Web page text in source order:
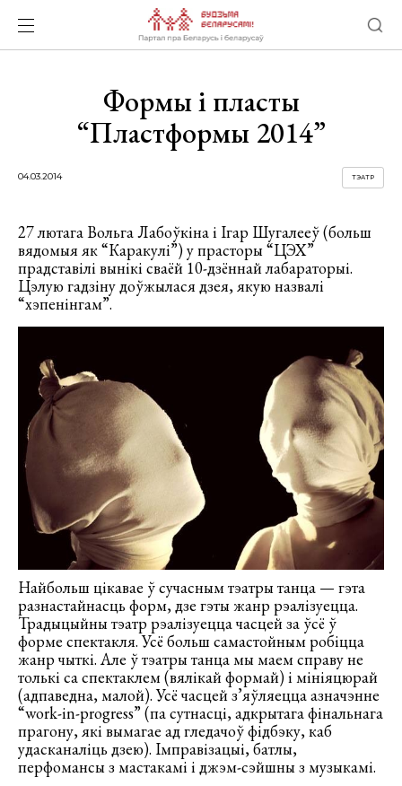
Формы і пласты
“Пластформы 2014”
04.03.2014 ТЭАТР
27 лютага Вольга Лабоўкіна і Ігар Шугалееў (больш
вядомыя як “Каракулі”) у прасторы “ЦЭХ”
прадставілі вынікі сваёй 10-дзённай лабараторыі.
Цэлую гадзіну доўжылася дзея, якую назвалі
“хэпенінгам”.
Найбольш цікавае ў сучасным тэатры танца — гэта
разнастайнасць форм, дзе гэты жанр рэалізуецца.
Традыцыйны тэатр рэалізуецца часцей за ўсё ў
форме спектакля. Усё больш самастойным робіцца
жанр чыткі. Але ў тэатры танца мы маем справу не
толькі са спектаклем (вялікай формай) і мініяцюрай
(адпаведна, малой). Усё часцей з’яўляецца азначэнне
“work-in-progress” (па сутнасці, адкрытага фінальнага
прагону, які вымагае ад гледачоў фідбэку, каб
удасканаліць дзею). Імправізацыі, батлы,
перфомансы з мастакамі і джэм-сэйшны з музыкамі.